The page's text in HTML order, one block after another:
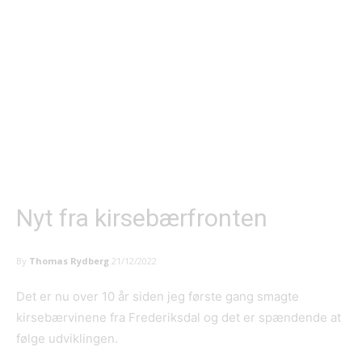
Nyt fra kirsebærfronten
By Thomas Rydberg 21/12/2022
Det er nu over 10 år siden jeg første gang smagte
kirsebærvinene fra Frederiksdal og det er spændende at
følge udviklingen.